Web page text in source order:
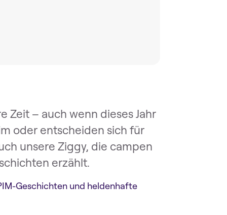
Zeit – auch wenn dieses Jahr
oder entscheiden sich für
unsere Ziggy, die campen
erzählt.
Geschichten und heldenhafte